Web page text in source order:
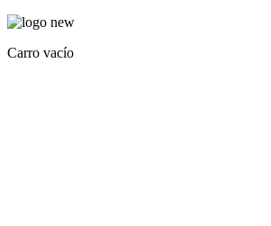
Carro vacío